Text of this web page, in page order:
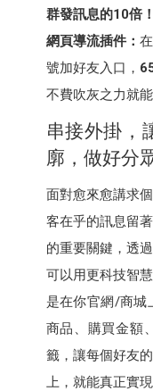
群發訊息的10倍！
網頁導流插件：
號加好友入口，
不費吹灰之力就
串接外掛，
廓，做好分
面對愈來愈講求
客在乎的訊息留
的重要關鍵，透
可以用更科技智
是在你官網/商城
商品、購買金額
籤，讓每個好友
上，就能真正實